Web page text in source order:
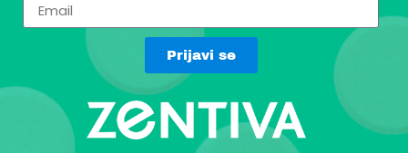
Prijavi se